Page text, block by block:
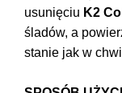
usunięciu K2
śladów, a
stanie jak w